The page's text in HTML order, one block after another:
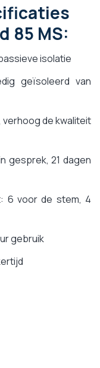
85 MS:
isolatie
geïsoleerd van
de kwaliteit
gesprek, 21 dagen
6 voor de stem, 4
gebruik